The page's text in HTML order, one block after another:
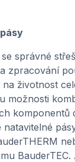
246,84
+
DUO 35 -
7,5 m²) |
na objednávku
správné
zpracování
životnost
možnosti
komponentů
natavitelné